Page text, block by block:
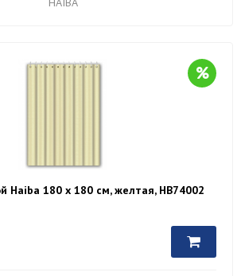
Haiba 180 х 180 см, желтая, HB74002